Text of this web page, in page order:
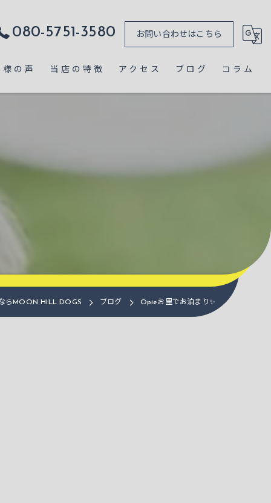
080-5751-3580 お問い合わせはこちら
様の声 当店の特徴 アクセス ブログ コラム
らMOON HILL DOGS ブログ Opieお里でお泊まり✨